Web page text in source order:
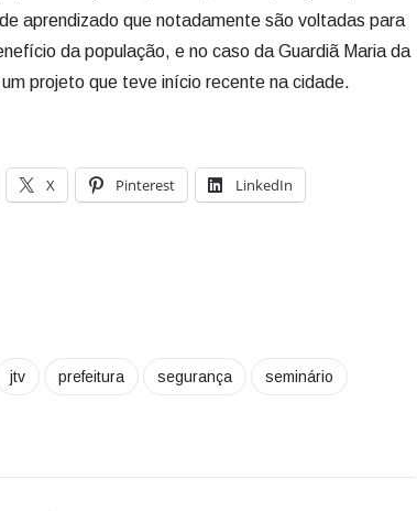
aprendizado que notadamente são voltadas para
da população, e no caso da Guardiã Maria da
projeto que teve início recente na cidade.
X Pinterest LinkedIn
jtv prefeitura segurança seminário